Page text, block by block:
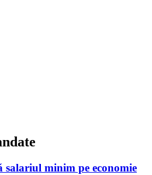
salariul minim pe economie